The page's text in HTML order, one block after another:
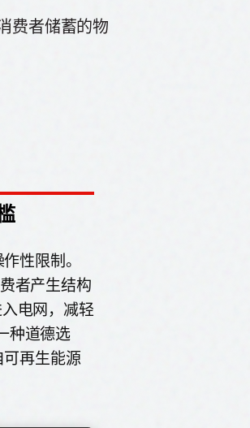
费者储蓄的物
性限制。
者产生结构
电网，减轻
种道德选
再生能源